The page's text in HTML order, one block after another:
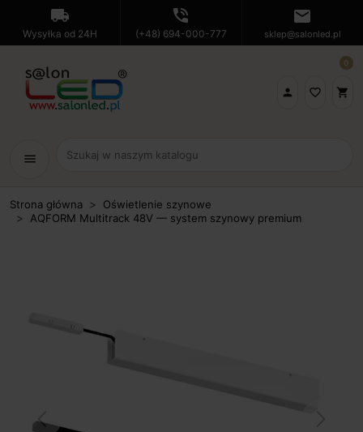
local_shipping
Wysyłka od 24H
phone_in_talk
(+48) 694-000-777
mail
sklep@salonled.pl
 favorite_border shopping_cart
0
menu
Strona główna
Oświetlenie szynowe
AQFORM Multitrack 48V — system szynowy premium
Previous